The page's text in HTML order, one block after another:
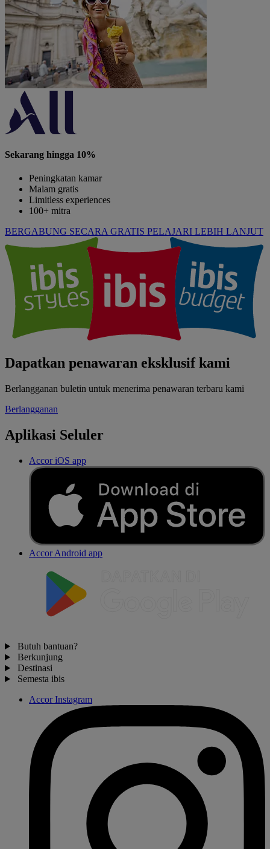
Sekarang hingga 10%
Peningkatan kamar
Malam gratis
Limitless experiences
100+ mitra
BERGABUNG SECARA GRATIS PELAJARI LEBIH LANJUT
Dapatkan penawaran eksklusif kami
Berlangganan buletin untuk menerima penawaran terbaru kami
Berlangganan
Aplikasi Seluler
Accor iOS app
Accor Android app
Butuh bantuan?
Berkunjung
Destinasi
Semesta ibis
Accor Instagram